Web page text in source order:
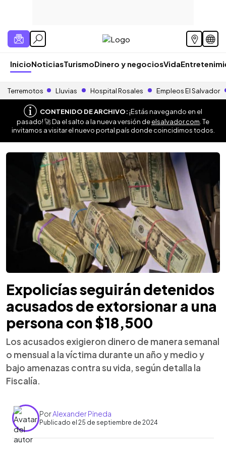
InicioNoticiasTurismoDinero y negociosVida
Terremotos Lluvias Hospital Rosales Empleos El Salvador
CONTENIDO DE ARCHIVO:¡Estás navegando en el
pasado! 🚀 Da el salto a la nueva versión deelsalvador.com . Te
invitamos a visitar el nuevo portal país donde coincidimos todos.
Expolicías seguirán detenidos
acusados de extorsionar a una
persona con $18,500
Los acusados exigieron dinero de manera semanal
o mensual a la víctima durante un año y medio y
bajo amenazas contra su vida, según detalla la
Fiscalía.
PorAlexander Pineda
Publicado el 25 de septiembre de 2024